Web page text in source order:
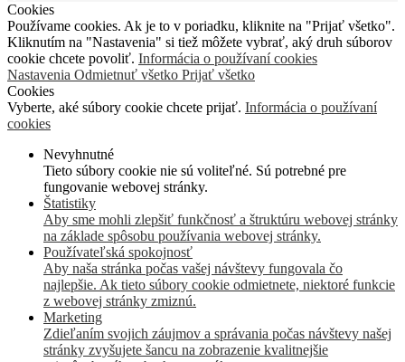
Cookies
Používame cookies. Ak je to v poriadku, kliknite na "Prijať všetko".
Kliknutím na "Nastavenia" si tiež môžete vybrať, aký druh súborov
cookie chcete povoliť. Informácia o používaní cookies
Nastavenia Odmietnuť všetko Prijať všetko
Cookies
Vyberte, aké súbory cookie chcete prijať. Informácia o používaní
cookies
Nevyhnutné
Tieto súbory cookie nie sú voliteľné. Sú potrebné pre
fungovanie webovej stránky.
Štatistiky
Aby sme mohli zlepšiť funkčnosť a štruktúru webovej stránky
na základe spôsobu používania webovej stránky.
Používateľská spokojnosť
Aby naša stránka počas vašej návštevy fungovala čo
najlepšie. Ak tieto súbory cookie odmietnete, niektoré funkcie
z webovej stránky zmiznú.
Marketing
Zdieľaním svojich záujmov a správania počas návštevy našej
stránky zvyšujete šancu na zobrazenie kvalitnejšie